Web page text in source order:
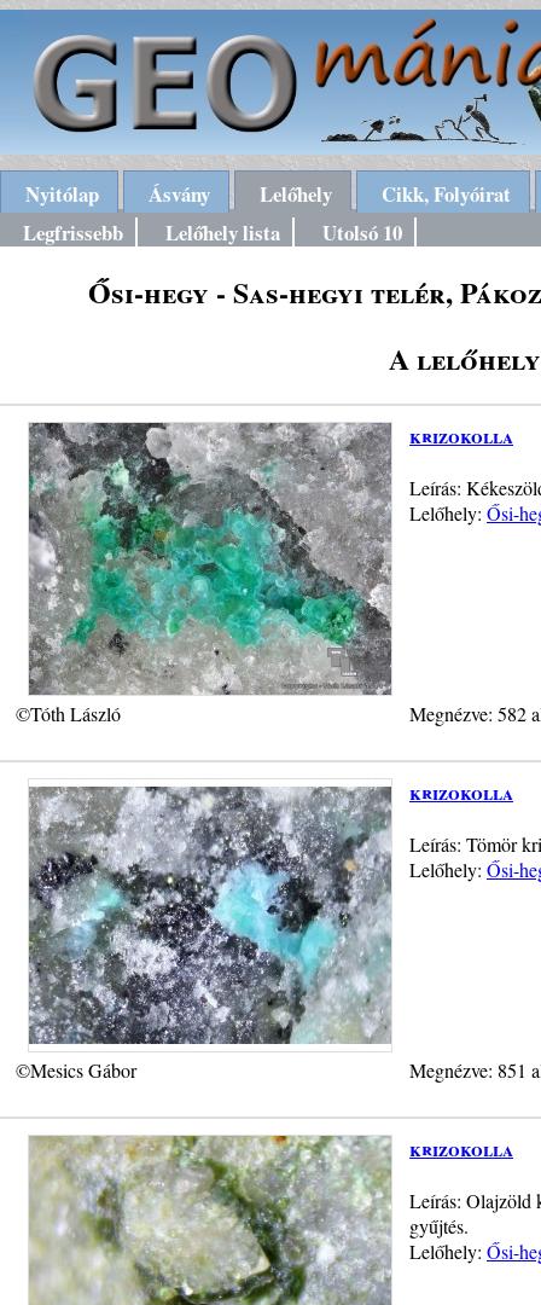
Nyitólap Ásvány Lelőhely
Cikk, Folyóirat
Legfrissebb
Lelőhely lista Utolsó 10
Ősi-hegy - Sas-hegyi telér,
A lelőhely
krizokolla
Leírás:
Lelőhely: Ősi-
©Tóth László Megnézve: 582
krizokolla
Leírás: Tömör
Lelőhely: Ősi-
©Mesics Gábor Megnézve: 851
krizokolla
Leírás: Olajzöld
gyűjtés.
Lelőhely: Ősi-